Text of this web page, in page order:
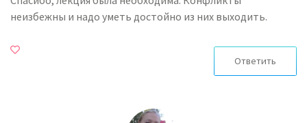
неизбежны и надо уметь достойно из них выходить.
Ответить